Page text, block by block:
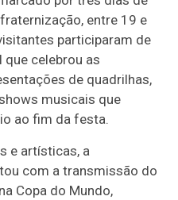
entre 19 e
participaram de
celebrou as
de quadrilhas,
musicais que
ao fim da festa.
e artísticas, a
com a transmissão do
Copa do Mundo,